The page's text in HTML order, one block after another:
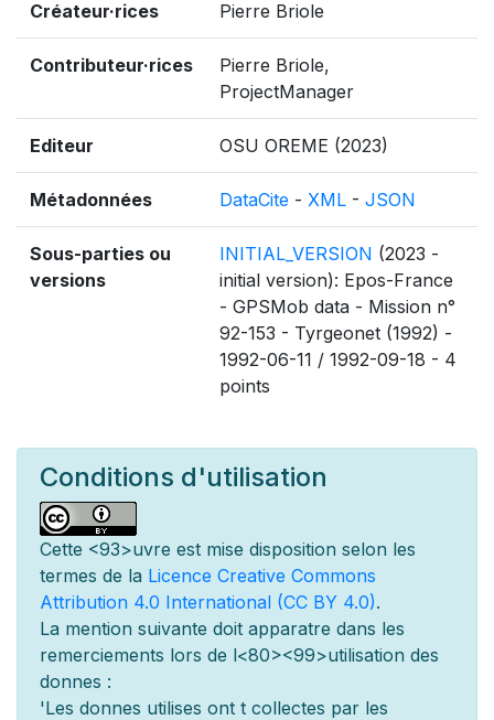
Créateur·rices Pierre Briole
Contributeur·rices
Pierre Briole,
ProjectManager
Editeur OSU OREME (2023)
Métadonnées DataCite - XML - JSON
Sous-parties ou
versions
INITIAL_VERSION (2023 -
initial version): Epos-France
- GPSMob data - Mission n°
92-153 - Tyrgeonet (1992) -
1992-06-11 / 1992-09-18 - 4
points
Conditions d'utilisation
Cette <93>uvre est mise disposition selon les
termes de la Licence Creative Commons
Attribution 4.0 International (CC BY 4.0).
La mention suivante doit apparatre dans les
remerciements lors de l<80><99>utilisation des
donnes :
'Les donnes utilises ont t collectes par les